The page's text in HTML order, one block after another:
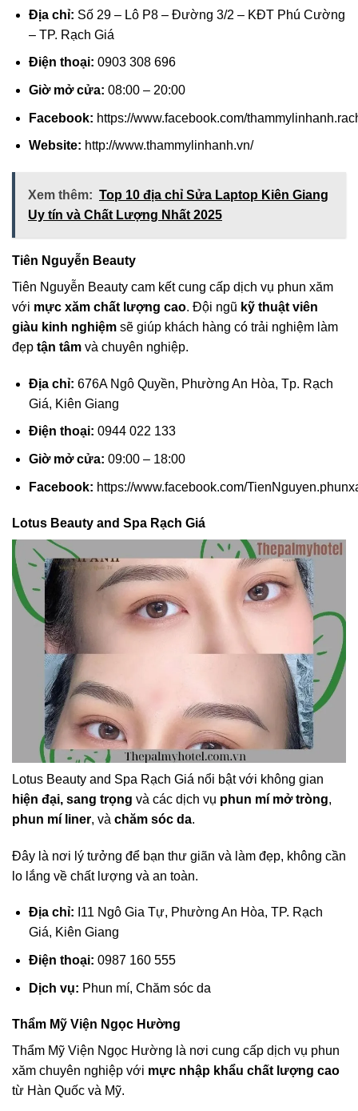
Địa chỉ: Số 29 – Lô P8 – Đường 3/2 – KĐT Phú Cường
– TP. Rạch Giá
Điện thoại: 0903 308 696
Giờ mở cửa: 08:00 – 20:00
Facebook: https://www.facebook.com/
Website: http://www.thammylinhanh.vn/
Xem thêm: Top 10 địa chỉ Sửa Laptop Kiên Giang
Uy tín và Chất Lượng Nhất 2025
Tiên Nguyễn Beauty
Tiên Nguyễn Beauty cam kết cung cấp dịch vụ phun xăm
với mực xăm chất lượng cao. Đội ngũ kỹ thuật viên
giàu kinh nghiệm sẽ giúp khách hàng có trải nghiệm làm
đẹp tận tâm và chuyên nghiệp.
Địa chỉ: 676A Ngô Quyền, Phường An Hòa, Tp. Rạch
Giá, Kiên Giang
Điện thoại: 0944 022 133
Giờ mở cửa: 09:00 – 18:00
Facebook: https://www.facebook.com/
Lotus Beauty and Spa Rạch Giá
Lotus Beauty and Spa Rạch Giá nổi bật với không gian
hiện đại, sang trọng và các dịch vụ phun mí mở tròng,
phun mí liner, và chăm sóc da.
Đây là nơi lý tưởng để bạn thư giãn và làm đẹp, không cần
lo lắng về chất lượng và an toàn.
Địa chỉ: I11 Ngô Gia Tự, Phường An Hòa, TP. Rạch
Giá, Kiên Giang
Điện thoại: 0987 160 555
Dịch vụ: Phun mí, Chăm sóc da
Thẩm Mỹ Viện Ngọc Hường
Thẩm Mỹ Viện Ngọc Hường là nơi cung cấp dịch vụ phun
xăm chuyên nghiệp với mực nhập khẩu chất lượng cao
từ Hàn Quốc và Mỹ.